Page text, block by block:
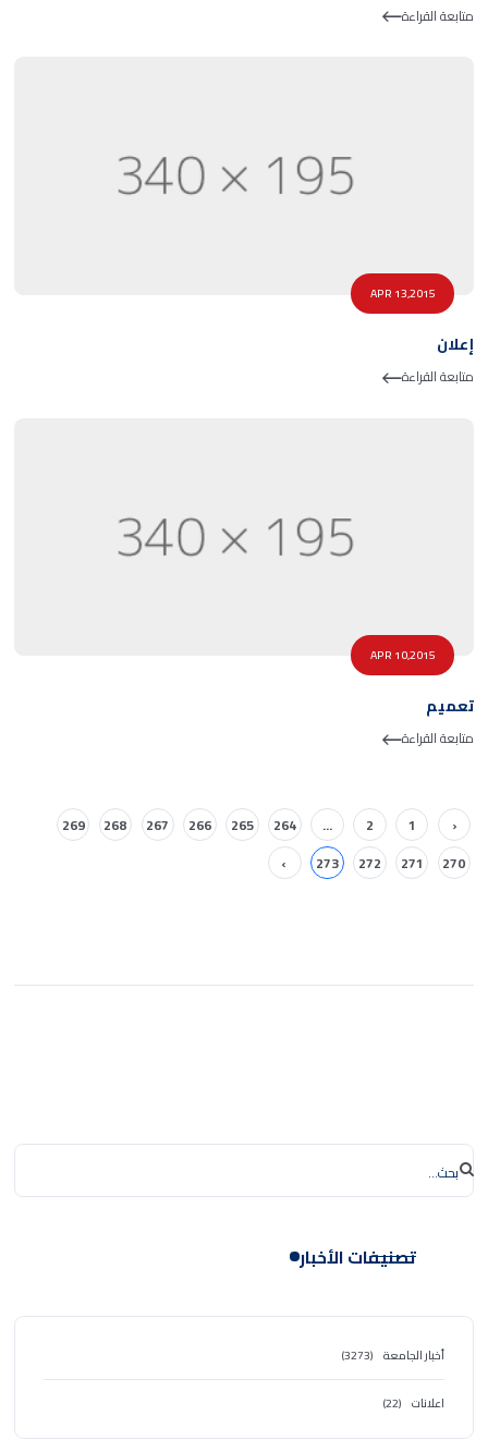
متابعة القراءة
APR 13,2015
إعلان
متابعة القراءة
APR 10,2015
تعميم
متابعة القراءة
‹
1
2
...
264
265
266
267
268
269
270
271
272
273
›
تصنيفات الأخبار
أخبار الجامعة (3273)
اعلانات (22)